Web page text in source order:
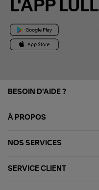
L'APP LULLI
BESOIN D'AIDE ?
À PROPOS
NOS SERVICES
SERVICE CLIENT